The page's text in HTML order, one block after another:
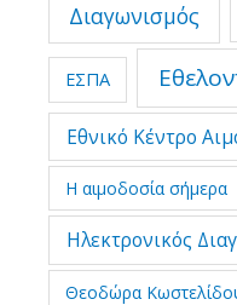
Διαγωνισμός
ΕΣΠΑ
Εθνικό Κέντρο
Η αιμοδοσία σήμερα
Ηλεκτρονικός
Θεοδώρα